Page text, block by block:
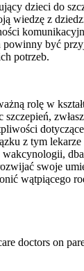
dzieci do
wiedzę z
powinny być
potrzeb.
rolę w
z tym lekarze
swoje
wątpiącego
doctors on